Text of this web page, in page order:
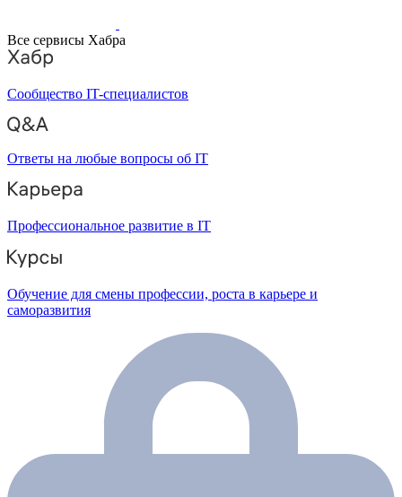
Все сервисы Хабра
Сообщество IT-специалистов
Ответы на любые вопросы об IT
Профессиональное развитие в IT
Обучение для смены профессии, роста в карьере и
саморазвития